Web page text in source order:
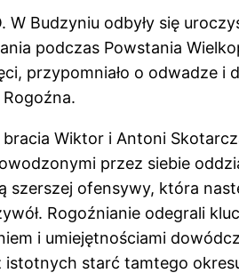
W Budzyniu odbyły się
podczas Powstania
przypomniało o odwadze
bracia Wiktor i Antoni
przez siebie
szerszej ofensywy, która
Rogoźnianie odegrali
i umiejętnościami
istotnych starć tamtego